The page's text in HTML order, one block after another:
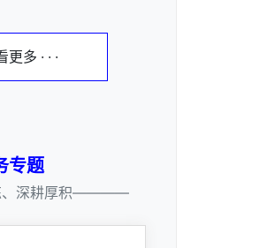
更多 · · ·
专题
深耕厚积————